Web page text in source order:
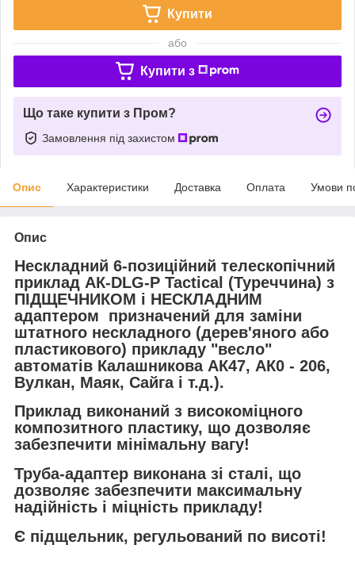
Купити
або
Купити з
Що таке купити з Пром?
Замовлення під захистом
Опис Характеристики Доставка Оплата Умови
Опис
Нескладний 6-позиційний телескопічний
приклад АК-DLG-Р Tactical (Туреччина) з
ПІДЩЕЧНИКОМ і НЕСКЛАДНИМ
адаптером призначений для заміни
штатного нескладного (дерев'яного або
пластикового) прикладу "весло"
автоматів Калашникова АК47, АК0 - 206,
Вулкан, Маяк, Сайга і т.д.).
Приклад виконаний з високоміцного
композитного пластику, що дозволяє
забезпечити мінімальну вагу!
Труба-адаптер виконана зі сталі, що
дозволяє забезпечити максимальну
надійність і міцність прикладу!
Є підщельник, регульований по висоті!